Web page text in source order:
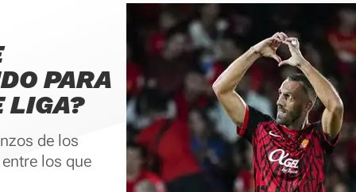
PARA
LIGA?
de los
los que